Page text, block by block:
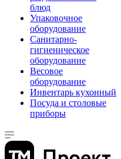
блюд
Упаковочное
оборудование
Санитарно-
гигиеническое
оборудование
Весовое
оборудование
Инвентарь кухонный
Посуда и столовые
приборы